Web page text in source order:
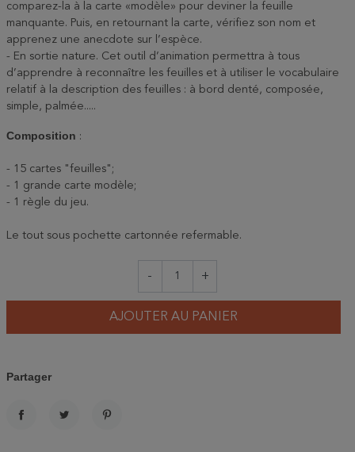
comparez-la à la carte «modèle» pour deviner la feuille
manquante. Puis, en retournant la carte, vérifiez son nom et
apprenez une anecdote sur l’espèce.
- En sortie nature. Cet outil d’animation permettra à tous
d’apprendre à reconnaître les feuilles et à utiliser le vocabulaire
relatif à la description des feuilles : à bord denté, composée,
simple, palmée.....
Composition :
- 15 cartes "feuilles";
- 1 grande carte modèle;
- 1 règle du jeu.
Le tout sous pochette cartonnée refermable.
- +
AJOUTER AU PANIER
Partager